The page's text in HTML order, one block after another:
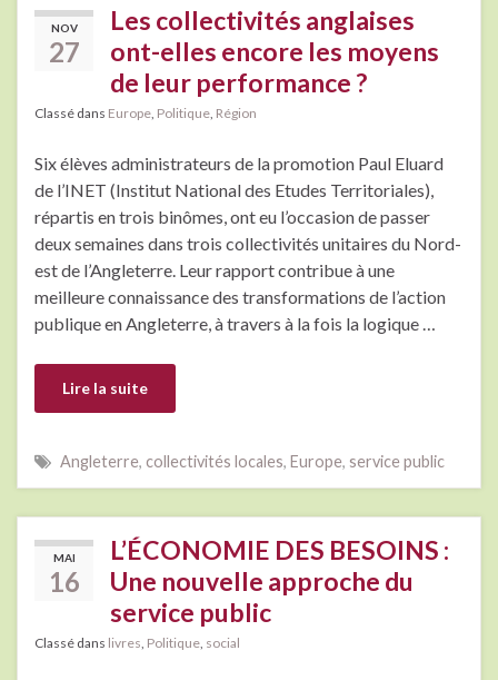
NOV
27
Les collectivités anglaises
ont-elles encore les moyens
de leur performance ?
Classé dans Europe Politique Région
Six élèves administrateurs de la promotion Paul Eluard
de l’INET (Institut National des Etudes Territoriales),
répartis en trois binômes, ont eu l’occasion de passer
deux semaines dans trois collectivités unitaires du Nord-
est de l’Angleterre. Leur rapport contribue à une
meilleure connaissance des transformations de l’action
publique en Angleterre, à travers à la fois la logique …
Lire la suite
Angleterre, collectivités locales, Europe, service public
MAI
16
L’ÉCONOMIE DES BESOINS :
Une nouvelle approche du
service public
Classé dans livres Politique social